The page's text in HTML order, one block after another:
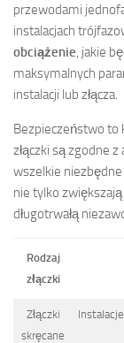
przewodami
instalacjach
obciążenie , jakie
maksymalnych
instalacji lub złącza.
Bezpieczeństwo to
złączki są zgodne
wszelkie
nie tylko
długotrwałą
Rodzaj
złączki
Złączki
skręcane